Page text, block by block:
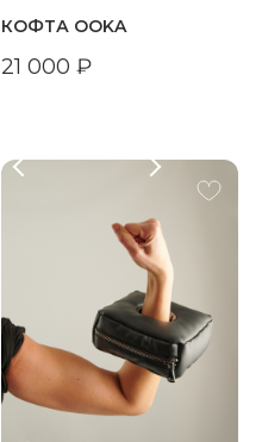
КОФТА OOKA
21 000 ₽